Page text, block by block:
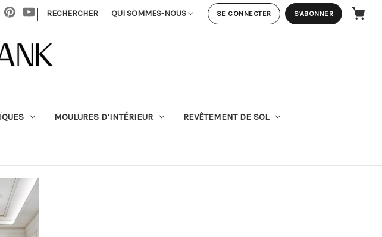
au contenu principal
| RECHERCHER QUI SOMMES-NOUS SE CONNECTER S'ABONNER PANIER
MOULURES D’INTÉRIEUR REVÊTEMENT DE SOL